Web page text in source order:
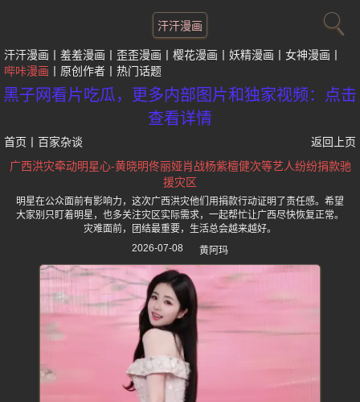
汗汗漫画
汗汗漫画 羞羞漫画 歪歪漫画 樱花漫画 妖精漫画
女神漫画
哔咔漫画
原创作者 热门话题
黑子网看片吃瓜，更多内部图片和独家视频：点击
查看详情
首页 百家杂谈
返回上页
广西洪灾牵动明星心-黄晓明佟丽娅肖战杨紫檀健次等艺人纷纷捐款驰
援灾区
明星在公众面前有影响力，这次广西洪灾他们用捐款行动证明了责任感。希望
大家别只盯着明星，也多关注灾区实际需求，一起帮忙让广西尽快恢复正常。
灾难面前，团结最重要，生活总会越来越好。
2026-07-08
黄阿玛